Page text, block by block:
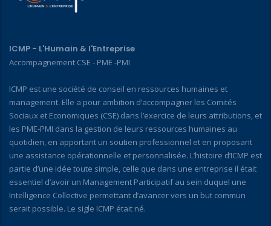
ICMP - L'Humain & l'Entreprise
Accompagnement CSE - PME -PMI
ICMP est une société de conseil en ressources humaines et
management. Elle a pour ambition d’accompagner les Comités
Sociaux et Economiques (CSE) dans l’exercice de leurs attributions, et
les PME-PMI dans la gestion de leurs ressources humaines au
quotidien, en apportant un soutien professionnel et en proposant
une assistance opérationnelle et personnalisée. L’histoire d’ICMP est
partie d’une idée toute simple, celle que dans une entreprise il était
essentiel d’avoir un Management Participatif au sein duquel une
Intelligence Collective permettant d’avancer vers un but commun
serait possible. Le sigle ICMP était né.